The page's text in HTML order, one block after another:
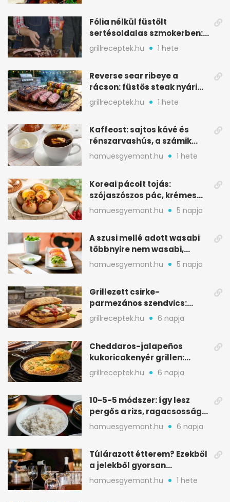
Fólia nélkül füstölt
sertésoldalas szmokerben:
ropogós bark, 6 óra
grillreceptek.hu 1 hete
Reverse sear ribeye a
rácson: füstös steak nyári
tökkebabbal
grillreceptek.hu 1 hete
Kaffeost: sajtos kávé és
rénszarvashús, a számik
melegítő itala
hamuesgyemant.hu 1 hete
Koreai pácolt tojás:
szójaszószos pác, krémes
sárgája, pár óra alatt
hamuesgyemant.hu 5 napja
A szusi mellé adott wasabi
többnyire nem wasabi,
hanem fűszerkeverék
hamuesgyemant.hu 5 napja
Grillezett csirke-
parmezános szendvics:
ropogós csirke, olvadó sajt
grillreceptek.hu 6 napja
Cheddaros-jalapeños
kukoricakenyér grillen:
ropogós alj, puha belső
grillreceptek.hu 6 napja
10-5-5 módszer: így lesz
pergős a rizs, ragacsosság
nélkül
hamuesgyemant.hu 6 napja
Túlárazott étterem? Ezekből
a jelekből gyorsan
észreveheted
hamuesgyemant.hu 1 hete